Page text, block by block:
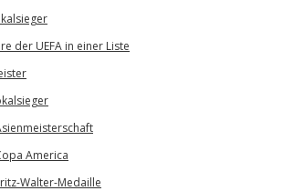
der UEFA in einer Liste
America
Walter-Medaille